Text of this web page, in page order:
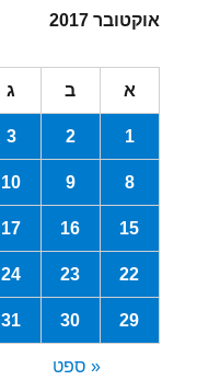
אוקטובר 2017
א ב ג
1
2
3
8
9
10
15
16
17
22
23
24
29
30
31
« ספט